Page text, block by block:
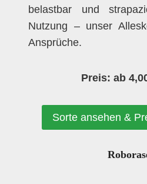
belastbar und
Nutzung – unser
Ansprüche.
Preis: ab
Sorte ansehen &